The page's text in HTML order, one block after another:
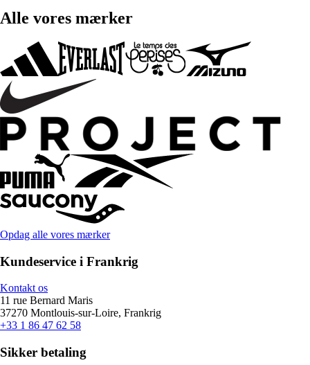
Alle vores mærker
Opdag alle vores mærker
Kundeservice i Frankrig
Kontakt os
11 rue Bernard Maris
37270 Montlouis-sur-Loire, Frankrig
+33 1 86 47 62 58
Sikker betaling